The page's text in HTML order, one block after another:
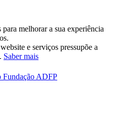
melhorar a sua experiência
e serviços pressupõe a
Saber mais